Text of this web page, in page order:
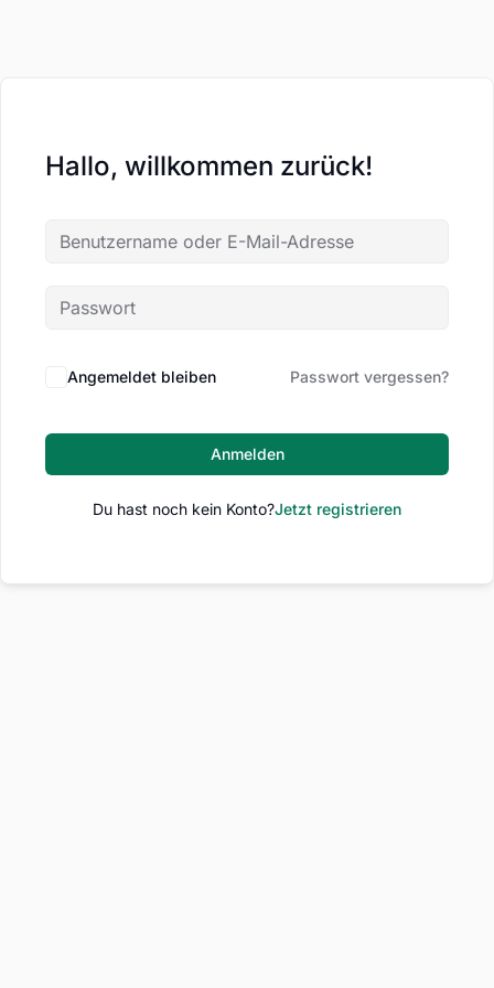
Hallo, willkommen zurück!
Angemeldet bleiben Passwort vergessen?
Anmelden
Du hast noch kein Konto?Jetzt registrieren